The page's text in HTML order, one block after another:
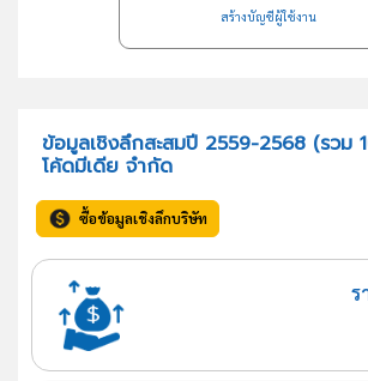
สร้างบัญชีผู้ใช้งาน
ข้อมูลเชิงลึกสะสมปี 2559-2568 (รวม
โค้ดมีเดีย จำกัด
ซื้อข้อมูลเชิงลึกบริษัท
ร